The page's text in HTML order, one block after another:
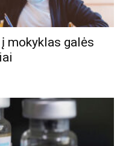
mokyklas galės